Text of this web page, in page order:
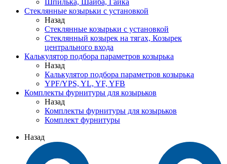
Стеклянные козырьки с установкой
Назад
Стеклянные козырьки с установкой
Стеклянный козырек на тягах, Козырек
центрального входа
Калькулятор подбора параметров козырька
Назад
Калькулятор подбора параметров козырька
YPF/YPS, YL, YF, YFB
Комплекты фурнитуры для козырьков
Назад
Комплекты фурнитуры для козырьков
Комплект фурнитуры
Назад